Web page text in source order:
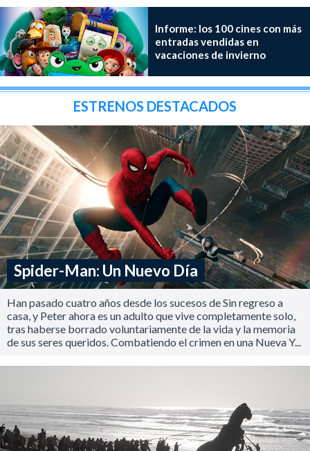
Informe: los 100 cines con más
entradas vendidas en
vacaciones de invierno
ESTRENOS DESTACADOS
Spider-Man: Un Nuevo Día
Han pasado cuatro años desde los sucesos de Sin regreso a
casa, y Peter ahora es un adulto que vive completamente solo,
tras haberse borrado voluntariamente de la vida y la memoria
de sus seres queridos. Combatiendo el crimen en una Nueva Y...